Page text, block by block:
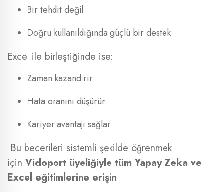
Bir tehdit değil
Doğru kullanıldığında güçlü bir destek
Excel ile birleştiğinde ise:
Zaman kazandırır
Hata oranını düşürür
Kariyer avantajı sağlar
Bu becerileri sistemli şekilde öğrenmek
için Vidoport üyeliğiyle tüm Yapay Zeka ve
Excel eğitimlerine erişin